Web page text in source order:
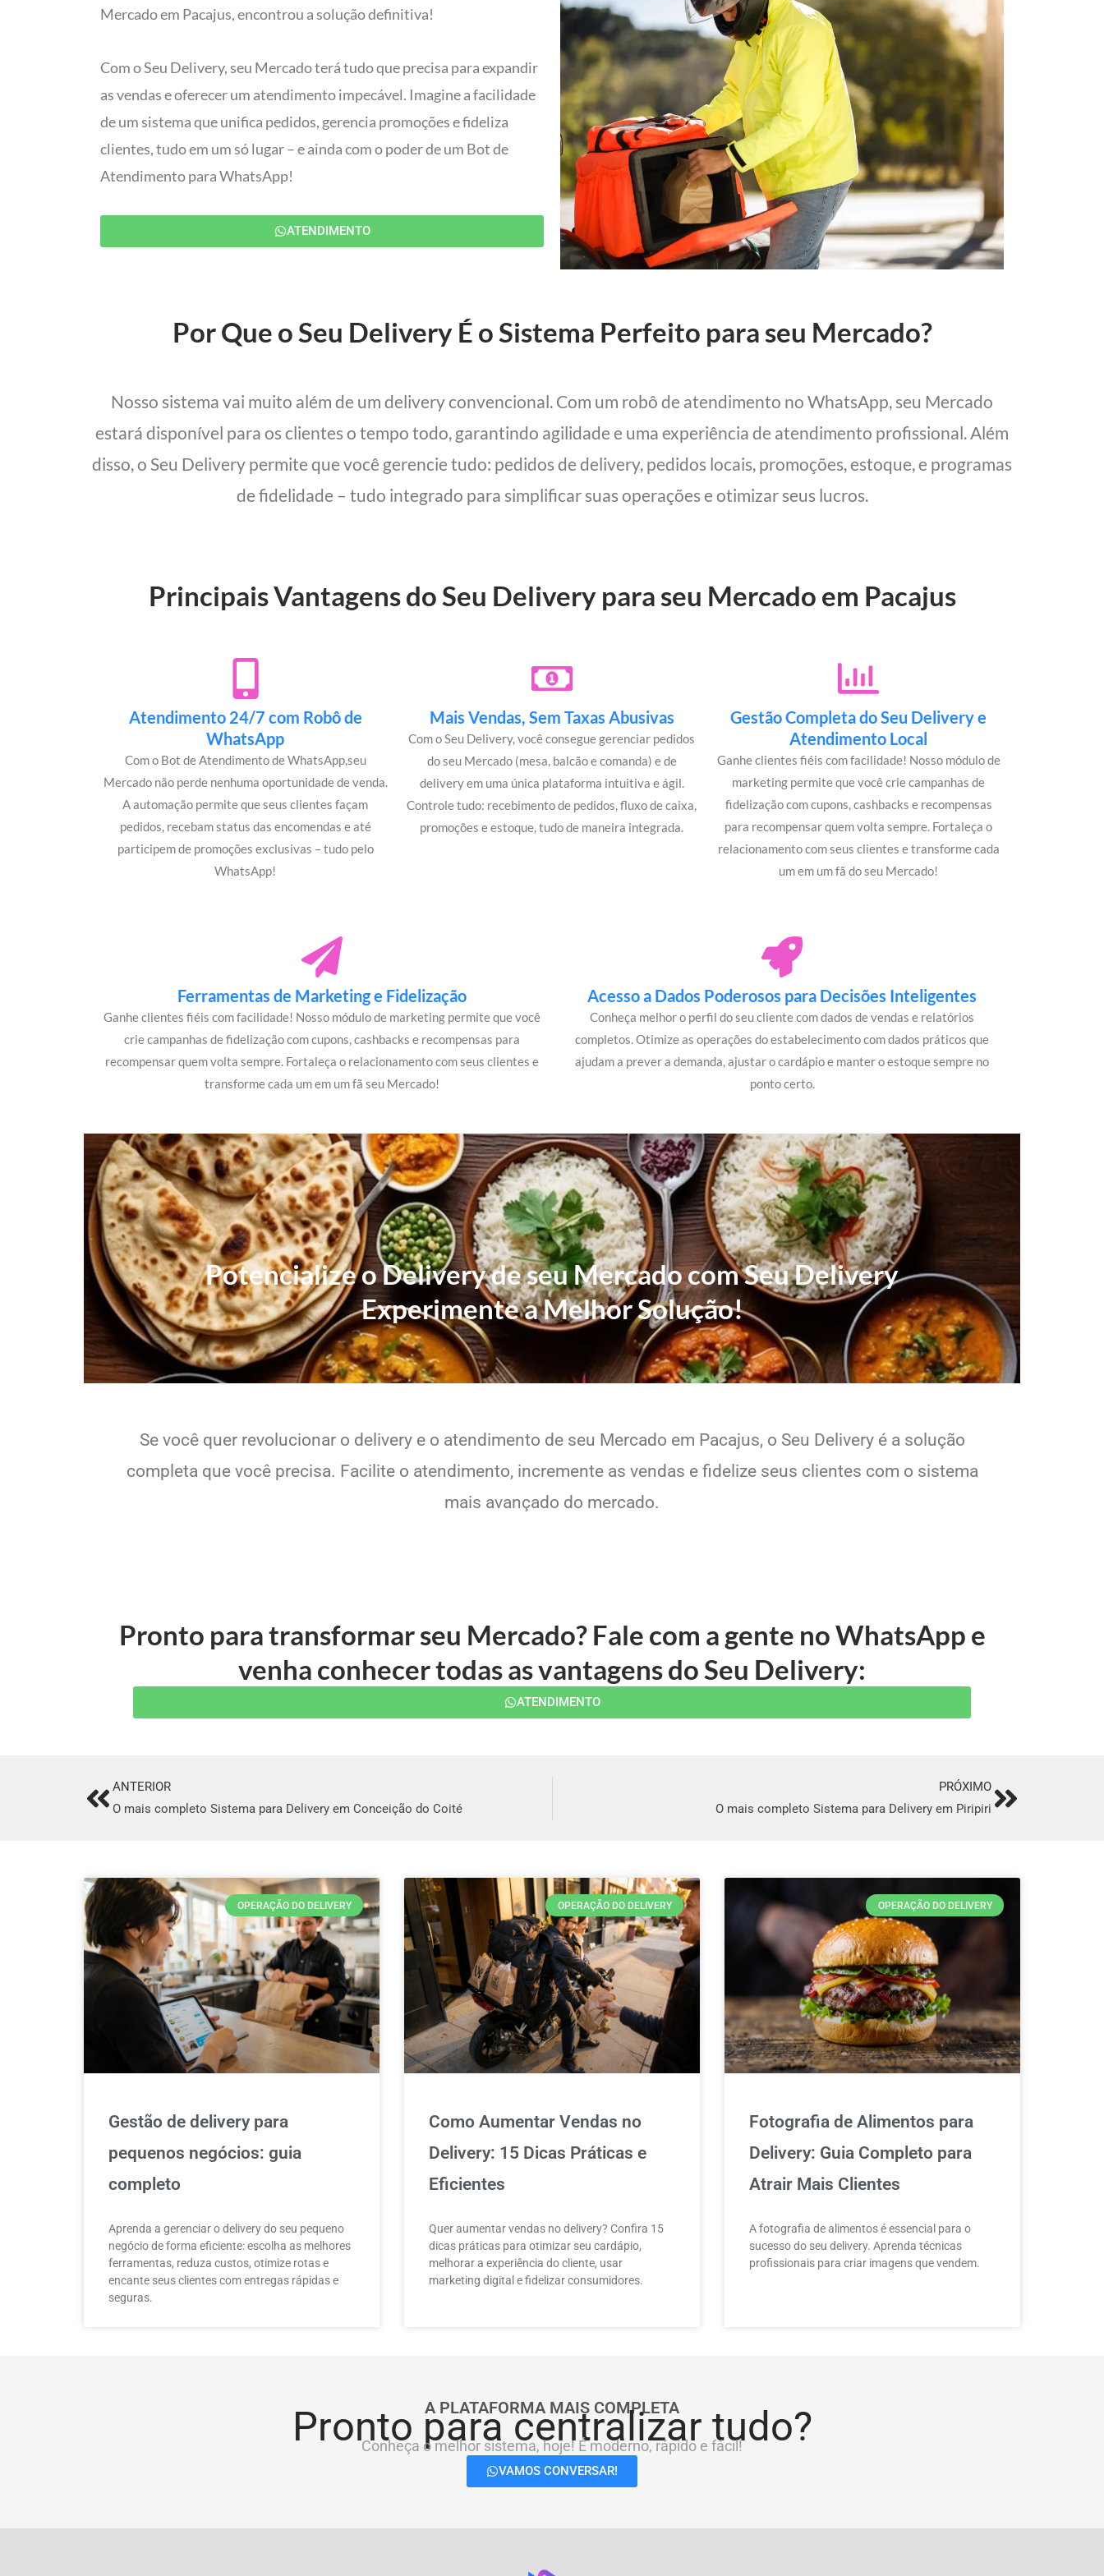
Mercado em Pacajus, encontrou a solução definitiva!
Com o Seu Delivery, seu Mercado terá tudo que precisa para expandir
as vendas e oferecer um atendimento impecável. Imagine a facilidade
de um sistema que unifica pedidos, gerencia promoções e fideliza
clientes, tudo em um só lugar – e ainda com o poder de um Bot de
Atendimento para WhatsApp!
ATENDIMENTO
Por Que o Seu Delivery É o Sistema Perfeito para seu Mercado?
Nosso sistema vai muito além de um delivery convencional. Com um robô de atendimento no WhatsApp, seu Mercado
estará disponível para os clientes o tempo todo, garantindo agilidade e uma experiência de atendimento profissional. Além
disso, o Seu Delivery permite que você gerencie tudo: pedidos de delivery, pedidos locais, promoções, estoque, e programas
de fidelidade – tudo integrado para simplificar suas operações e otimizar seus lucros.
Principais Vantagens do Seu Delivery para seu Mercado em Pacajus
Atendimento 24/7 com Robô de
WhatsApp
Com o Bot de Atendimento de WhatsApp,seu
Mercado não perde nenhuma oportunidade de venda.
A automação permite que seus clientes façam
pedidos, recebam status das encomendas e até
participem de promoções exclusivas – tudo pelo
WhatsApp!
Mais Vendas, Sem Taxas Abusivas
Com o Seu Delivery, você consegue gerenciar pedidos
do seu Mercado (mesa, balcão e comanda) e de
delivery em uma única plataforma intuitiva e ágil.
Controle tudo: recebimento de pedidos, fluxo de caixa,
promoções e estoque, tudo de maneira integrada.
Gestão Completa do Seu Delivery e
Atendimento Local
Ganhe clientes fiéis com facilidade! Nosso módulo de
marketing permite que você crie campanhas de
fidelização com cupons, cashbacks e recompensas
para recompensar quem volta sempre. Fortaleça o
relacionamento com seus clientes e transforme cada
um em um fã do seu Mercado!
Ferramentas de Marketing e Fidelização
Ganhe clientes fiéis com facilidade! Nosso módulo de marketing permite que você
crie campanhas de fidelização com cupons, cashbacks e recompensas para
recompensar quem volta sempre. Fortaleça o relacionamento com seus clientes e
transforme cada um em um fã seu Mercado!
Acesso a Dados Poderosos para Decisões Inteligentes
Conheça melhor o perfil do seu cliente com dados de vendas e relatórios
completos. Otimize as operações do estabelecimento com dados práticos que
ajudam a prever a demanda, ajustar o cardápio e manter o estoque sempre no
ponto certo.
Potencialize o Delivery de seu Mercado com Seu Delivery
Experimente a Melhor Solução!
Se você quer revolucionar o delivery e o atendimento de seu Mercado em Pacajus, o Seu Delivery é a solução
completa que você precisa. Facilite o atendimento, incremente as vendas e fidelize seus clientes com o sistema
mais avançado do mercado.
Pronto para transformar seu Mercado? Fale com a gente no WhatsApp e
venha conhecer todas as vantagens do Seu Delivery:
ATENDIMENTO
PrevANTERIOR
O mais completo Sistema para Delivery em Conceição do Coité
PRÓXIMO
O mais completo Sistema para Delivery em Piripiri Next
OPERAÇÃO DO DELIVERY
Gestão de delivery para
pequenos negócios: guia
completo
Aprenda a gerenciar o delivery do seu pequeno
negócio de forma eficiente: escolha as melhores
ferramentas, reduza custos, otimize rotas e
encante seus clientes com entregas rápidas e
seguras.
OPERAÇÃO DO DELIVERY
Como Aumentar Vendas no
Delivery: 15 Dicas Práticas e
Eficientes
Quer aumentar vendas no delivery? Confira 15
dicas práticas para otimizar seu cardápio,
melhorar a experiência do cliente, usar
marketing digital e fidelizar consumidores.
OPERAÇÃO DO DELIVERY
Fotografia de Alimentos para
Delivery: Guia Completo para
Atrair Mais Clientes
A fotografia de alimentos é essencial para o
sucesso do seu delivery. Aprenda técnicas
profissionais para criar imagens que vendem.
A PLATAFORMA MAIS COMPLETA
Pronto para centralizar tudo?
Conheça o melhor sistema, hoje! É moderno, rápido e fácil!
VAMOS CONVERSAR!